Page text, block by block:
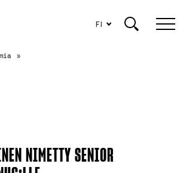
FI
»
NIMETTY SENIOR